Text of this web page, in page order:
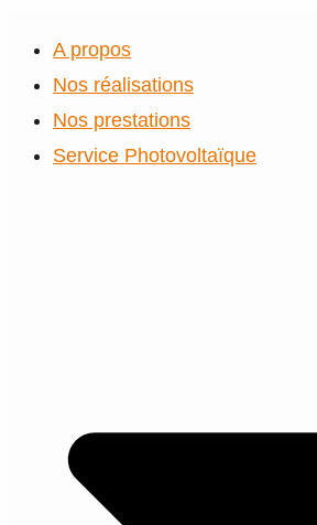
A propos
Nos réalisations
Nos prestations
Service Photovoltaïque